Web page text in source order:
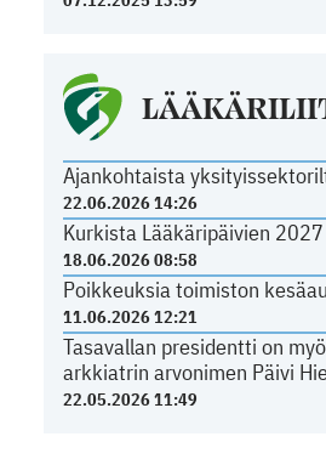
Ajankohtaista
22.06.2026 14:26
Kurkista Lääkäripäivien
18.06.2026 08:58
Poikkeuksia toimiston
11.06.2026 12:21
Tasavallan presidentti on
arkkiatrin arvonimen Päivi
22.05.2026 11:49